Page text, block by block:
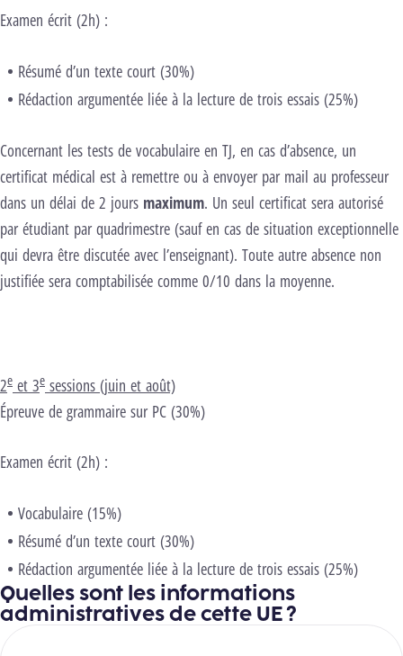
Examen écrit (2h) :
Résumé d’un texte court (30%)
Rédaction argumentée liée à la lecture de trois essais (25%)
Concernant les tests de vocabulaire en TJ, en cas d’absence, un
certificat médical est à remettre ou à envoyer par mail au professeur
dans un délai de 2 jours maximum. Un seul certificat sera autorisé
par étudiant par quadrimestre (sauf en cas de situation exceptionnelle
qui devra être discutée avec l’enseignant). Toute autre absence non
justifiée sera comptabilisée comme 0/10 dans la moyenne.
2e et 3e sessions (juin et août)
Épreuve de grammaire sur PC (30%)
Examen écrit (2h) :
Vocabulaire (15%)
Résumé d’un texte court (30%)
Rédaction argumentée liée à la lecture de trois essais (25%)
Quelles sont les informations
administratives de cette UE ?